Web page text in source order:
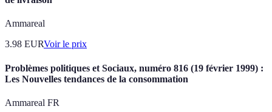
Ammareal
3.98 EURVoir le prix
Problèmes politiques et Sociaux, numéro 816 (19 février 1999) :
Les Nouvelles tendances de la consommation
Ammareal FR